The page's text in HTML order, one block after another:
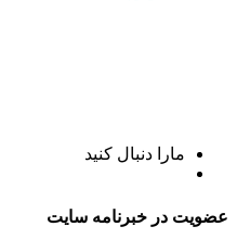
مارا دنبال کنید
عضویت در خبرنامه سایت